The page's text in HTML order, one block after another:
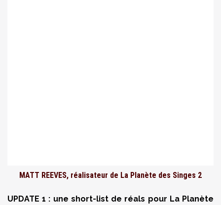
MATT REEVES, réalisateur de La Planète des Singes 2
UPDATE 1 : une short-list de réals pour La Planète